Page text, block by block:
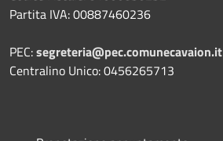
Partita IVA: 00887460236
PEC:segreteria@pec.comunecavaion.it
Centralino Unico: 0456265713